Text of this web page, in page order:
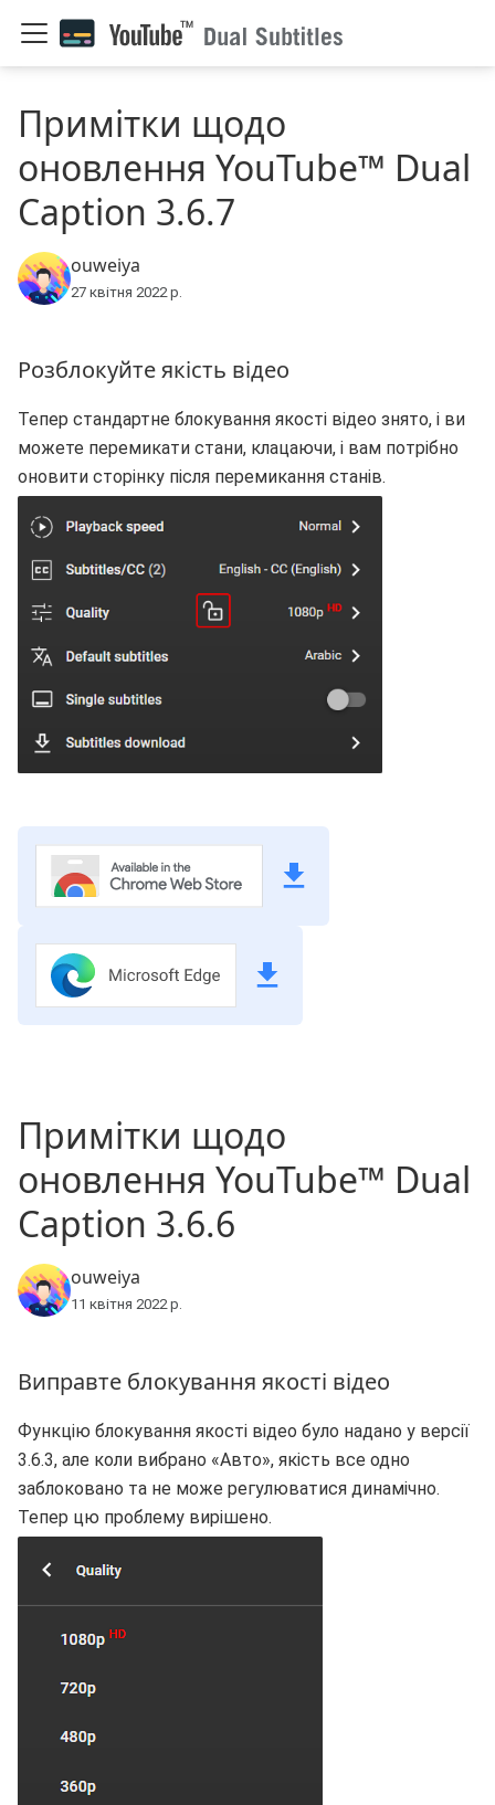
Примітки щодо
оновлення YouTube™ Dual
Caption 3.6.7
ouweiya
27 квітня 2022 р.
Розблокуйте якість відео
Тепер стандартне блокування якості відео знято, і ви
можете перемикати стани, клацаючи, і вам потрібно
оновити сторінку після перемикання станів.
Примітки щодо
оновлення YouTube™ Dual
Caption 3.6.6
ouweiya
11 квітня 2022 р.
Виправте блокування якості відео
Функцію блокування якості відео було надано у версії
3.6.3, але коли вибрано «Авто», якість все одно
заблоковано та не може регулюватися динамічно.
Тепер цю проблему вирішено.